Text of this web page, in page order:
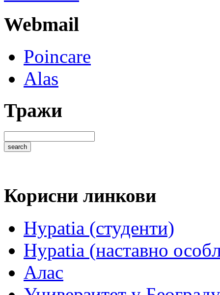
Webmail
Poincare
Alas
Тражи
Корисни линкови
Hypatia (студенти)
Hypatia (наставно
Алас